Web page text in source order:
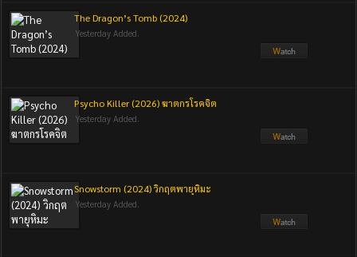
The Dragon’s Tomb (2024)
Yesterday Added.
Psycho Killer (2026) ฆาตกรโรคจิต
Yesterday Added.
Snowstorm (2024) วิกฤตพายุหิมะ
Yesterday Added.